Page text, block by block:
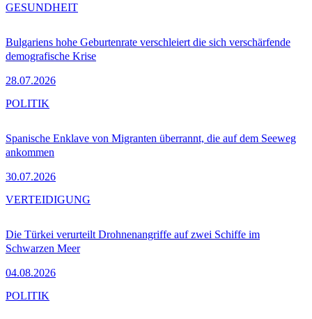
Bulgariens hohe Geburtenrate verschleiert die sich verschärfende
demografische Krise
28.07.2026
GESUNDHEIT
Spanische Enklave von Migranten überrannt, die auf dem Seeweg
ankommen
30.07.2026
POLITIK
Die Türkei verurteilt Drohnenangriffe auf zwei Schiffe im
Schwarzen Meer
04.08.2026
VERTEIDIGUNG
POLITIK